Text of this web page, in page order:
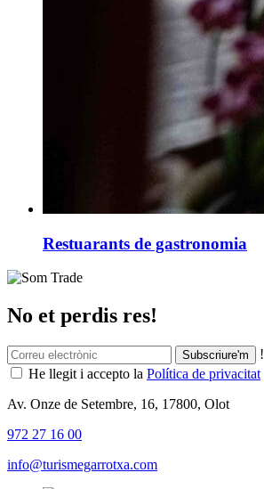
Restuarants de gastronomia
No et perdis res!
!
He llegit i accepto la Política de privacitat
Av. Onze de Setembre, 16, 17800, Olot
972 27 16 00
info@turismegarrotxa.com